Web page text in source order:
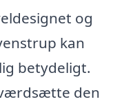
og
kan
betydeligt.
den